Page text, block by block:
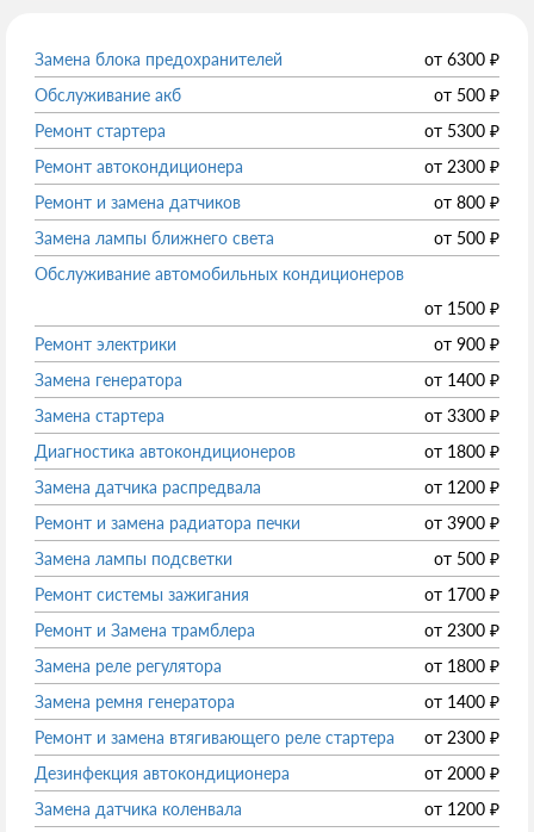
Замена блока предохранителей от 6300 ₽
Обслуживание акб
от 500 ₽
Ремонт стартера
от 5300 ₽
Ремонт автокондиционера
от 2300 ₽
Ремонт и замена датчиков
от 800 ₽
Замена лампы ближнего света
от 500 ₽
Обслуживание автомобильных кондиционеров
от 1500 ₽
Ремонт электрики
от 900 ₽
Замена генератора
от 1400 ₽
Замена стартера
от 3300 ₽
Диагностика автокондиционеров
от 1800 ₽
Замена датчика распредвала
от 1200 ₽
Ремонт и замена радиатора печки
от 3900 ₽
Замена лампы подсветки
от 500 ₽
Ремонт системы зажигания
от 1700 ₽
Ремонт и Замена трамблера
от 2300 ₽
Замена реле регулятора
от 1800 ₽
Замена ремня генератора
от 1400 ₽
Ремонт и замена втягивающего реле стартера
от 2300 ₽
Дезинфекция автокондиционера
от 2000 ₽
Замена датчика коленвала
от 1200 ₽